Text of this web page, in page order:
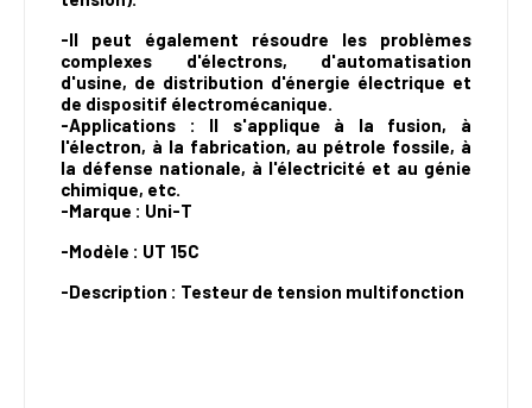
-Il peut également résoudre les problèmes
complexes d'électrons, d'automatisation
d'usine, de distribution d'énergie électrique et
de dispositif électromécanique.
-Applications : Il s'applique à la fusion, à
l'électron, à la fabrication, au pétrole fossile, à
la défense nationale, à l'électricité et au génie
chimique, etc.
-Marque : Uni-T
-Modèle : UT 15C
-Description : Testeur de tension multifonction